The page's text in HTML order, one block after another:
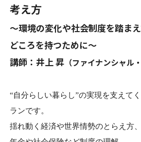
考え方
～環境の変化や社会制度を踏ま
どころを持つために～
講師：井上 昇 （ファイナンシャル
“自分らしい暮らし”の実現を支えて
ランです。
揺れ動く経済や世界情勢のとらえ方、